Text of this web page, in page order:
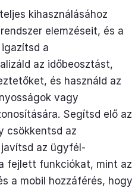
kihasználásához
elemzéseit, és a
a
az időbeosztást,
és használd az
vagy
Segítsd elő az
csökkentsd az
az ügyfél-
fejlett funkciókat, mint az
a mobil hozzáférés, hogy